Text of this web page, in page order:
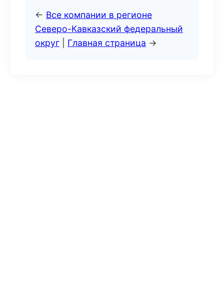
← Все компании в регионе
Северо-Кавказский федеральный
округ
Главная страница →